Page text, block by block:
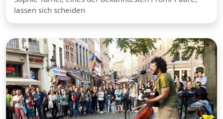
lassen sich scheiden